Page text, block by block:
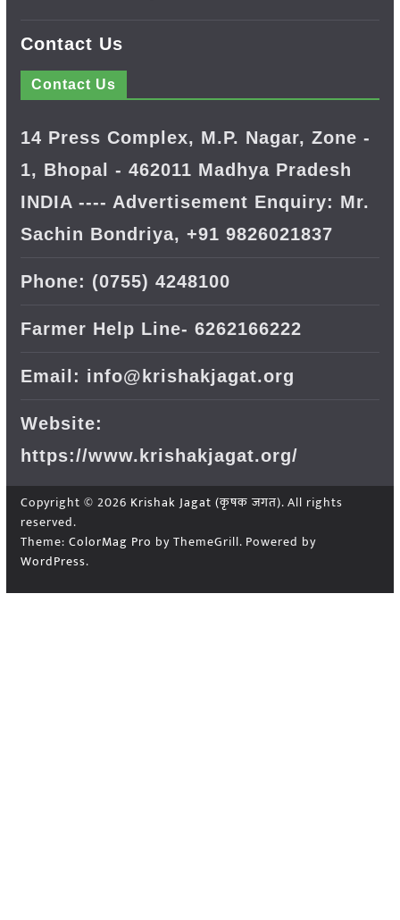
Contact Us
Contact Us
14 Press Complex, M.P. Nagar, Zone -
1, Bhopal - 462011 Madhya Pradesh
INDIA ---- Advertisement Enquiry: Mr.
Sachin Bondriya, +91 9826021837
Phone: (0755) 4248100
Farmer Help Line- 6262166222
Email: info@krishakjagat.org
Website:
https://www.krishakjagat.org/
Copyright © 2026 Krishak Jagat (कृषक जगत). All rights
reserved.
Theme: ColorMag Pro by ThemeGrill. Powered by
WordPress.